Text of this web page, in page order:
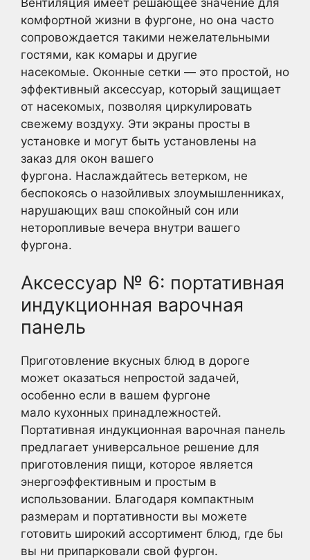
Вентиляция имеет решающее значение для
комфортной жизни в фургоне, но она часто
сопровождается такими нежелательными
гостями, как комары и другие
насекомые. Оконные сетки — это простой, но
эффективный аксессуар, который защищает
от насекомых, позволяя циркулировать
свежему воздуху. Эти экраны просты в
установке и могут быть установлены на
заказ для окон вашего
фургона. Наслаждайтесь ветерком, не
беспокоясь о назойливых злоумышленниках,
нарушающих ваш спокойный сон или
неторопливые вечера внутри вашего
фургона.
Аксессуар № 6: портативная
индукционная варочная
панель
Приготовление вкусных блюд в дороге
может оказаться непростой задачей,
особенно если в вашем фургоне
мало кухонных принадлежностей.
Портативная индукционная варочная панель
предлагает универсальное решение для
приготовления пищи, которое является
энергоэффективным и простым в
использовании. Благодаря компактным
размерам и портативности вы можете
готовить широкий ассортимент блюд, где бы
вы ни припарковали свой фургон.